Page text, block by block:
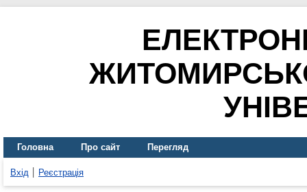
Головна Про сайт Перегляд
Вхід Реєстрація